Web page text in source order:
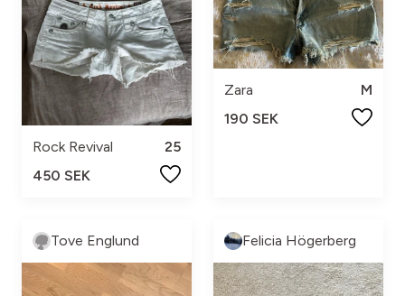
Rock Revival
25
450 SEK
Zara
M
190 SEK
Tove Englund Felicia Högerberg